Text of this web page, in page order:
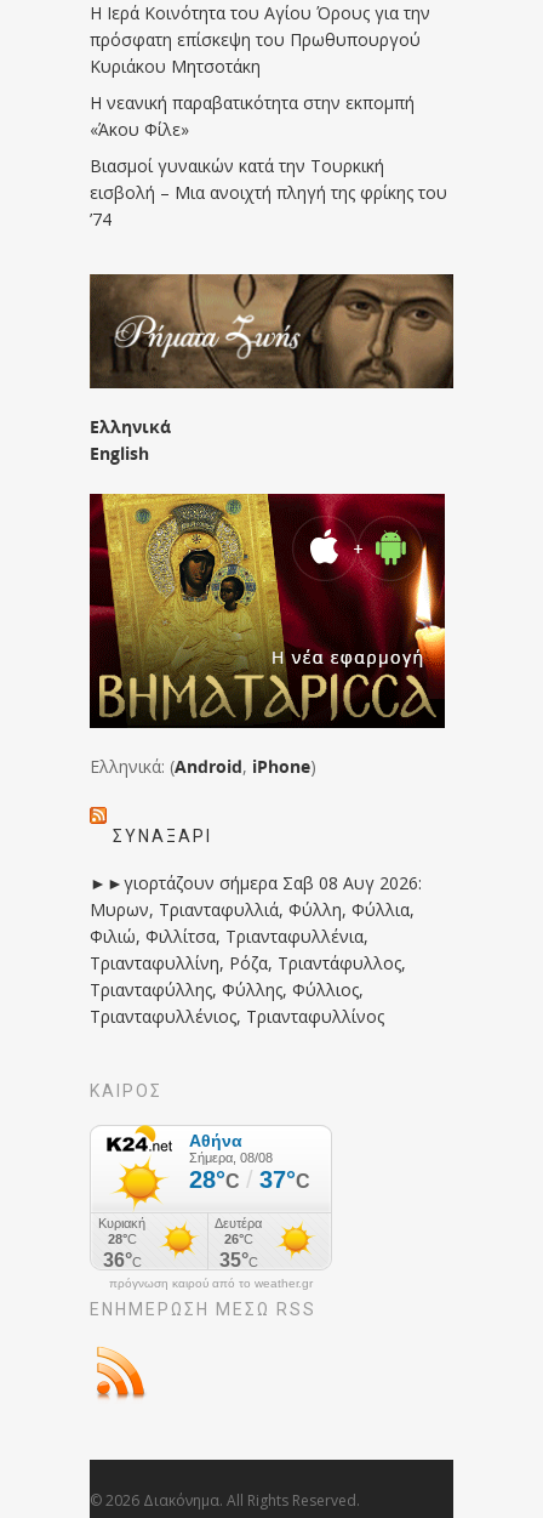
Η Ιερά Κοινότητα του Αγίου Όρους για την
πρόσφατη επίσκεψη του Πρωθυπουργού
Κυριάκου Μητσοτάκη
Η νεανική παραβατικότητα στην εκπομπή
«Άκου Φίλε»
Βιασμοί γυναικών κατά την Τουρκική
εισβολή – Μια ανοιχτή πληγή της φρίκης του
’74
Ελληνικά
English
Ελληνικά: (Android, iPhone)
ΣΥΝΑΞΆΡΙ
►►γιορτάζουν σήμερα Σαβ 08 Αυγ 2026:
Μυρων, Τριανταφυλλιά, Φύλλη, Φύλλια,
Φιλιώ, Φιλλίτσα, Τριανταφυλλένια,
Τριανταφυλλίνη, Ρόζα, Τριαντάφυλλος,
Τριανταφύλλης, Φύλλης, Φύλλιος,
Τριανταφυλλένιος, Τριανταφυλλίνος
ΚΑΙΡΟΣ
πρόγνωση καιρού από το weather.gr
ΕΝΗΜΈΡΩΣΉ ΜΕΣΩ RSS
© 2026 Διακόνημα. All Rights Reserved.